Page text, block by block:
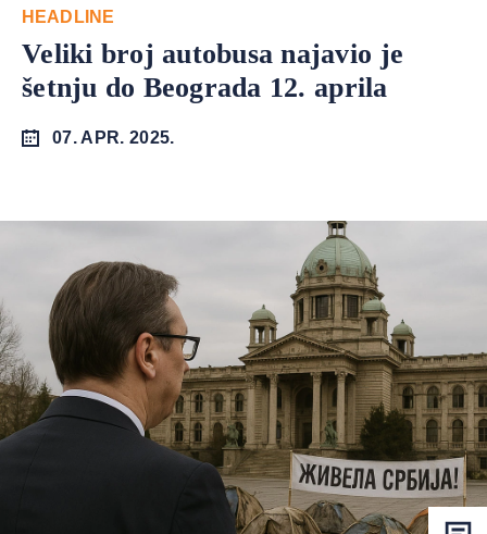
HEADLINE
Veliki broj autobusa najavio je
šetnju do Beograda 12. aprila
07. APR. 2025.